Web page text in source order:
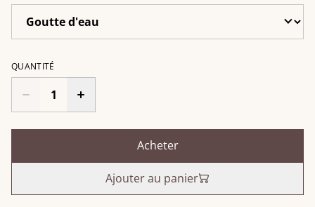
QUANTITÉ
Acheter
Ajouter au panier